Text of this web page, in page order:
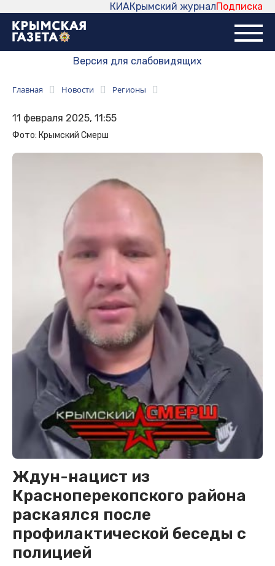
Подписка
Крымский журнал
КИА
Версия для слабовидящих
Главная Новости Регионы
11 февраля 2025, 11:55
Фото: Крымский Смерш
Ждун-нацист из
Красноперекопского района
раскаялся после
профилактической беседы с
полицией